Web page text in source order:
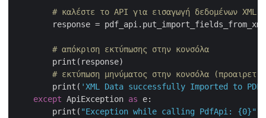
# καλέστε το API για εισαγωγή δεδομένων XML
response =
# απόκριση εκτύπωσης στην κονσόλα
        print(response)
# εκτύπωση μηνύματος στην κονσόλα
        print(
'XML Data successfully Imported to
except ApiException as e:
        print(
"Exception while calling PdfApi: {0}"